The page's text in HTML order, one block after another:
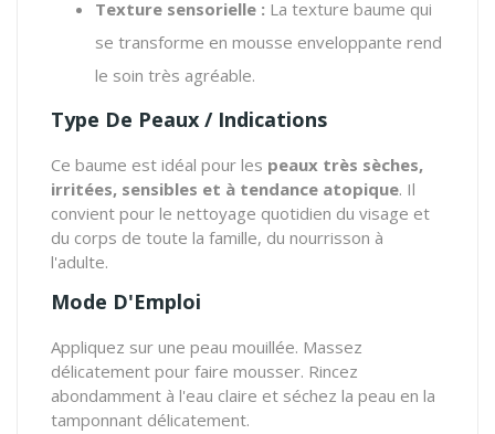
Texture sensorielle : La texture baume qui
se transforme en mousse enveloppante rend
le soin très agréable.
Type De Peaux / Indications
Ce baume est idéal pour les peaux très sèches,
irritées, sensibles et à tendance atopique. Il
convient pour le nettoyage quotidien du visage et
du corps de toute la famille, du nourrisson à
l'adulte.
Mode D'Emploi
Appliquez sur une peau mouillée. Massez
délicatement pour faire mousser. Rincez
abondamment à l'eau claire et séchez la peau en la
tamponnant délicatement.